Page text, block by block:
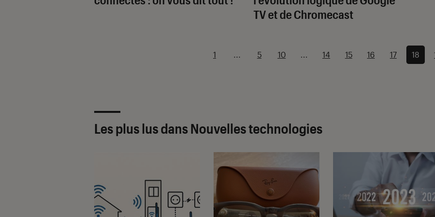
TV et de Chromecast
1 ... 5 10 ... 14 15 16 17 18
Les plus lus dans Nouvelles technologies